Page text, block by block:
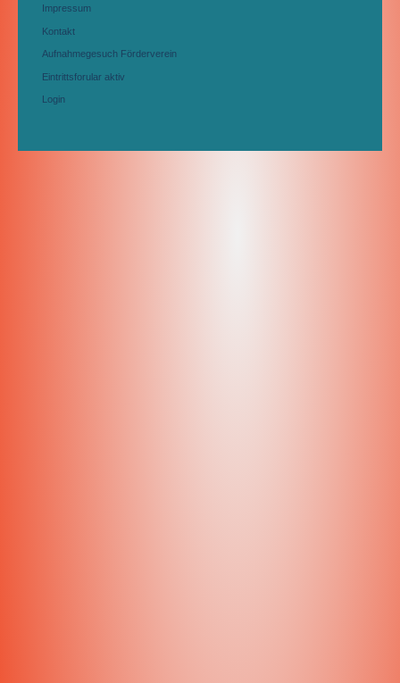
Impressum
Kontakt
Aufnahmegesuch Förderverein
Eintrittsforular aktiv
Login